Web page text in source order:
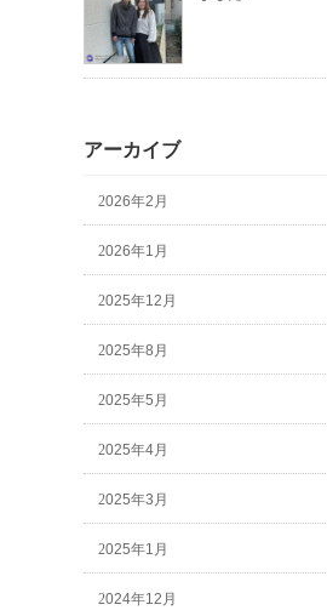
アーカイブ
2026年2月
2026年1月
2025年12月
2025年8月
2025年5月
2025年4月
2025年3月
2025年1月
2024年12月